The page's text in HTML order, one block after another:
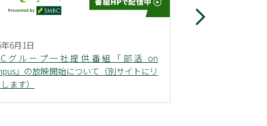
6月1日
グループ一社提供番組「部活 on
」の放映開始について（別サイトにリ
ます）